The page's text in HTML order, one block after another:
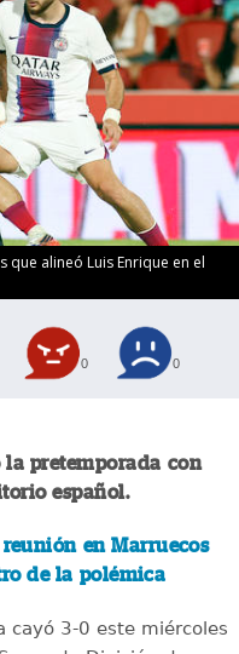
alineó Luis Enrique en el
0 0
pretemporada con
español.
en Marruecos
de la polémica
cayó 3-0 este miércoles